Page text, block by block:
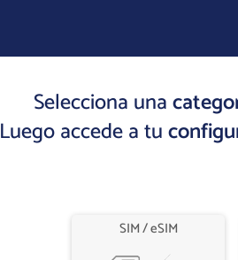
Selecciona una
Luego accede a tu
SIM / eSIM